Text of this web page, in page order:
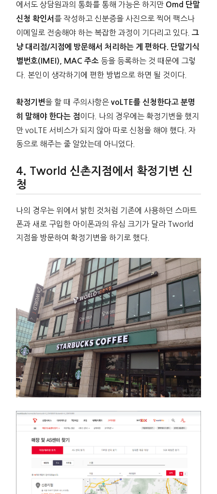
에서도 상담원과의 통화를 통해 가능은 하지만 Omd 단말
신청 확인서 를 작성하고 신분증을 사진으로 찍어 팩스나
이메일로 전송해야 하는 복잡한 과정이 기다리고 있다. 그
냥 대리점/지점에 방문해서 처리하는 게 편하다. 단말기식
별번호(IMEI), MAC 주소등을 등록하는 것 때문에 그렇
다. 본인이 생각하기에 편한 방법으로 하면 될 것이다.
확정기변을 할 때 주의사항은 voLTE를 신청한다고 분명
히 말해야 한다는 점 이다. 나의 경우에는 확정기변을 했지
만 voLTE 서비스가 되지 않아 따로 신청을 해야 했다. 자
동으로 해주는 줄 알았는데 아니었다.
Tworld 신촌지점에서 확정기변 신
청
나의 경우는 위에서 밝힌 것처럼 기존에 사용하던 스마트
폰과 새로 구입한 아이폰과의 유심 크기가 달라 Tworld
지점을 방문하여 확정기변을 하기로 했다.